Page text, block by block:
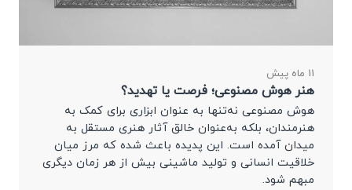
11 ماه پیش
هنر هوش مصنوعی؛ فرصت یا تهدید؟
هوش مصنوعی نه‌تنها به عنوان ابزاری برای کمک به
هنرمندان، بلکه به‌عنوان خالق آثار هنری مستقل به
میدان آمده است. این پدیده باعث شده که مرز میان
خلاقیت انسانی و تولید ماشینی بیش از هر زمان دیگری
مبهم شود.